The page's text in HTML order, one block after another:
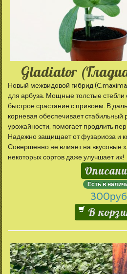
Gladiator
Новый межвидовой гибрид
для арбуза. Мощные толстые стебли
быстрое срастание с привоем. В
корневая обеспечивает
урожайности, помогает продлить
Надежно защищает от фузариоза и
Совершенно не влияет на вкусовые
некоторых сортов даже улучшает
Есть в
300
В